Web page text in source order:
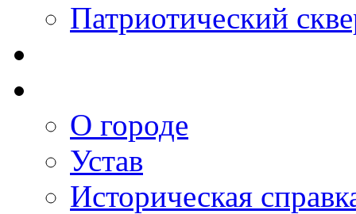
Патриотический
О городе
Устав
Историческая